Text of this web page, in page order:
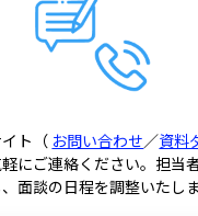
ト（ お問い合わせ／資料
にご連絡ください。担当
面談の日程を調整いたしま